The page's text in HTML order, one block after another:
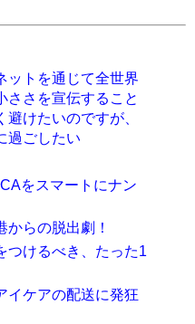
ットを通じて全世界
ささを宣伝すること
けたいのですが、
過ごしたい
をスマートにナン
らの脱出劇！
つけるべき、たった1
イケアの配送に発狂